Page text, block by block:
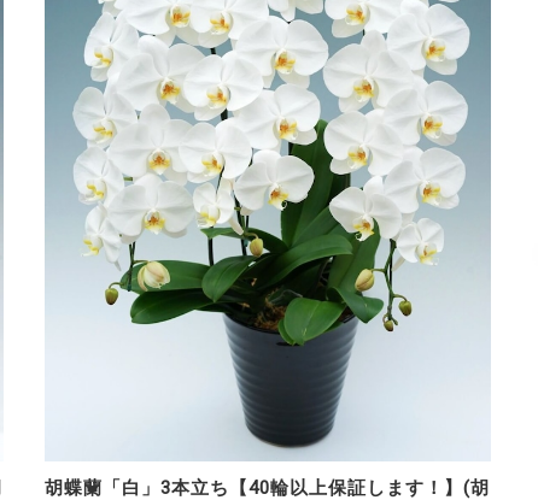
胡蝶蘭「白」3本立ち【40輪以上保証します！】(胡